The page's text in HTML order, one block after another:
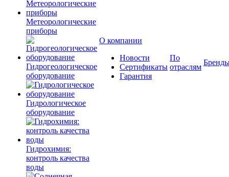
Метеорологические
приборы
Гидрогеологическое
оборудование
Гидрологическое
оборудование
Гидрохимия:
контроль качества
воды
О компании
Новости
Сертификаты
Гарантия
По
отраслям